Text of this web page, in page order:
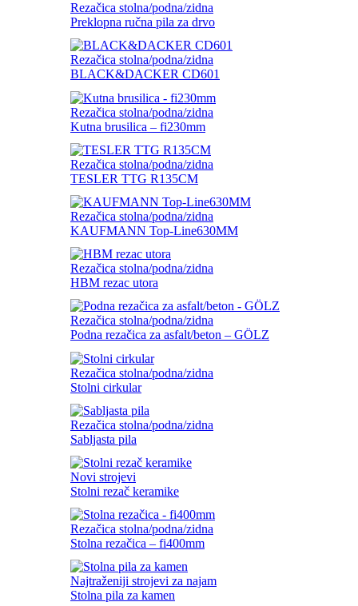
Rezačica stolna/podna/zidna
Preklopna ručna pila za drvo
Rezačica stolna/podna/zidna
BLACK&DACKER CD601
Rezačica stolna/podna/zidna
Kutna brusilica – fi230mm
Rezačica stolna/podna/zidna
TESLER TTG R135CM
Rezačica stolna/podna/zidna
KAUFMANN Top-Line630MM
Rezačica stolna/podna/zidna
HBM rezac utora
Rezačica stolna/podna/zidna
Podna rezačica za asfalt/beton – GÖLZ
Rezačica stolna/podna/zidna
Stolni cirkular
Rezačica stolna/podna/zidna
Sabljasta pila
Novi strojevi
Stolni rezač keramike
Rezačica stolna/podna/zidna
Stolna rezačica – fi400mm
Najtraženiji strojevi za najam
Stolna pila za kamen